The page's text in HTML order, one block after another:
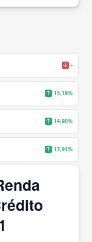
-
15,19%
14,90%
17,91%